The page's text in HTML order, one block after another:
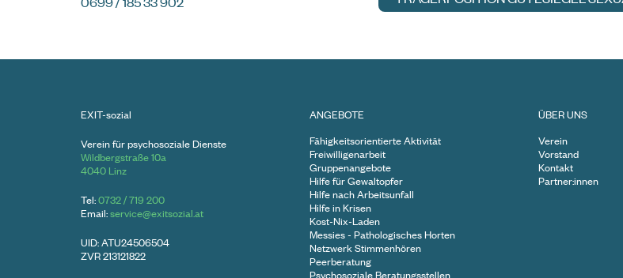
EXIT-sozial
Verein für psychosoziale Dienste
Wildbergstraße 10a
4040 Linz
Tel:0732 / 719 200
Email:service@exitsozial.at
UID: ATU24506504
ZVR 213121822
ANGEBOTE
Fähigkeitsorientierte Aktivität
Freiwilligenarbeit
Gruppenangebote
Hilfe für Gewaltopfer
Hilfe nach Arbeitsunfall
Hilfe in Krisen
Kost-Nix-Laden
Messies - Pathologisches Horten
Netzwerk Stimmenhören
Peerberatung
Psychosoziale Beratungsstellen
ÜBER UNS
Verein
Vorstand
Kontakt
Partner:innen